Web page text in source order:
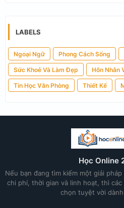
LABELS
Ngoại Ngữ Phong Cách Sống
Sức Khoẻ Và Làm Đẹp Hôn Nhân
Tin Học Văn Phòng Thiết Kế
Học Online
Nếu bạn đang tìm kiếm một giải
chi phí, thời gian và linh hoạt, thì
chọn tuyệt vời